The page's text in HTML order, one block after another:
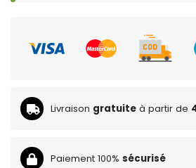
Livraison gratuite à partir de
Paiement 100% sécurisé